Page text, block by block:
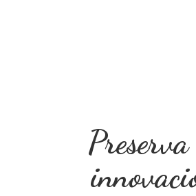
Preserva